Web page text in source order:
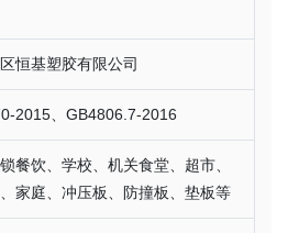
恒基塑胶有限公司
2015、GB4806.7-2016
餐饮、学校、机关食堂、超市、
家庭、冲压板、防撞板、垫板等